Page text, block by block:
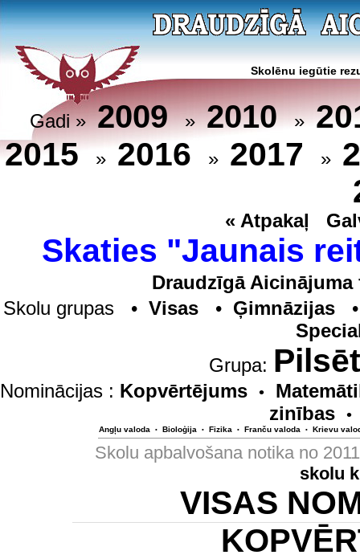
Skolēnu iegūtie
Gadi »2009»2010»
2015 » 2016 » 2017 »
« Atpakaļ
Skaties "Jaunais
Draudzīgā
Skolu grupas • Visas• Ģimnāzijas
Grupa:
Nominācijas : Kopvērtējums •
zinības
•
Angļu valoda • Bioloģija • Fizika • Franču valoda • Krievu
Skolu apbalvošana notika no
skolu
VISAS